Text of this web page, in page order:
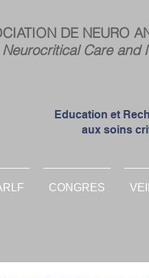
DE NEURO
Neurocritical Care and
Education et
aux soins
CONGRES